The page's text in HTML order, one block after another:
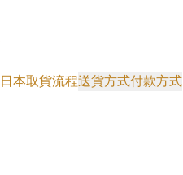
日本取貨流程送貨方式付款方式